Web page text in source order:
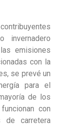
emisiones
con la
se prevé un
para el
de los
con
de carretera